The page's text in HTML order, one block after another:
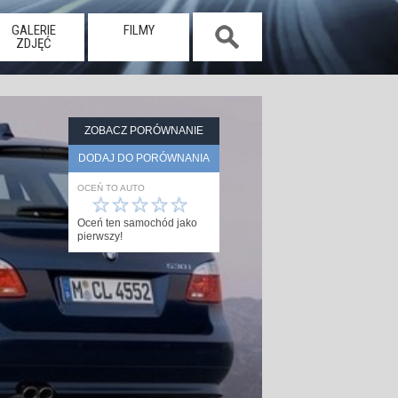
GALERIE
ZDJĘĆ
FILMY
ZOBACZ PORÓWNANIE
DODAJ DO PORÓWNANIA
OCEŃ TO AUTO
☆
☆
☆
☆
☆
Oceń ten samochód jako
pierwszy!